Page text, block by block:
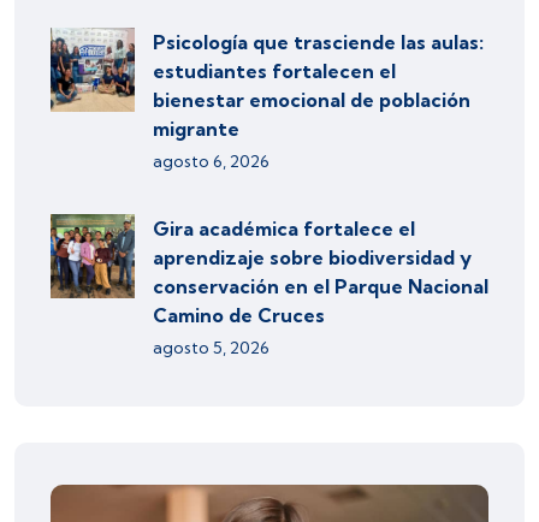
Psicología que trasciende las aulas:
estudiantes fortalecen el
bienestar emocional de población
migrante
agosto 6, 2026
Gira académica fortalece el
aprendizaje sobre biodiversidad y
conservación en el Parque Nacional
Camino de Cruces
agosto 5, 2026